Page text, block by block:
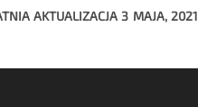
AKTUALIZACJA 3 MAJA, 2021